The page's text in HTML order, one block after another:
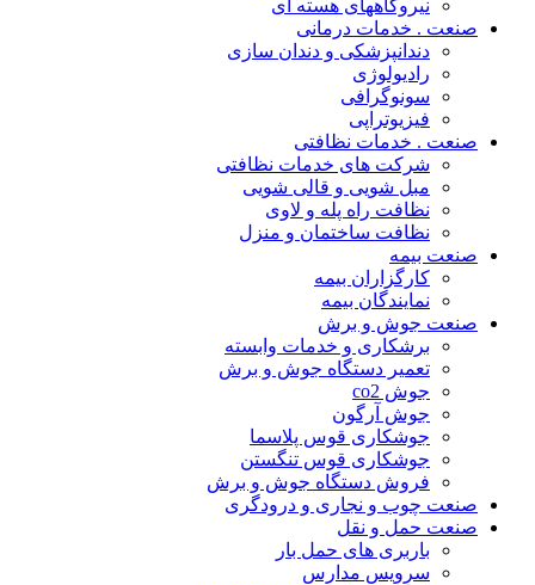
نیروگاههای هسته ای
صنعت . خدمات درمانی
دندانپزشکی و دندان سازی
رادیولوژی
سونوگرافی
فیزیوتراپی
صنعت . خدمات نظافتی
شرکت های خدمات نظافتی
مبل شویی و قالی شویی
نظافت راه پله و لاوی
نظافت ساختمان و منزل
صنعت بیمه
کارگزاران بیمه
نمایندگان بیمه
صنعت جوش و برش
برشکاری و خدمات وابسته
تعمیر دستگاه جوش و برش
جوش co2
جوش آرگون
جوشکاری قوس پلاسما
جوشکاری قوس تنگستن
فروش دستگاه جوش و برش
صنعت چوب و نجاری و درودگری
صنعت حمل و نقل
باربری های حمل بار
سرویس مدارس